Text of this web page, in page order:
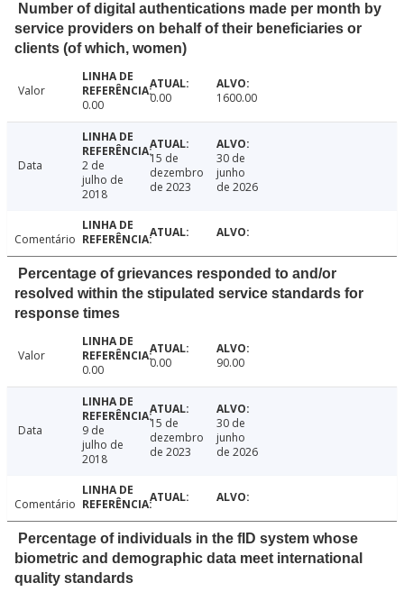
Number of digital authentications made per month by
service providers on behalf of their beneficiaries or
clients (of which, women)
Valor
0.00
0.00 1600.00
Data
2 de
julho de
2018
15 de
dezembro
de 2023
30 de
junho
de 2026
Comentário
Percentage of grievances responded to and/or
resolved within the stipulated service standards for
response times
Valor
0.00
0.00 90.00
Data
9 de
julho de
2018
15 de
dezembro
de 2023
30 de
junho
de 2026
Comentário
Percentage of individuals in the fID system whose
biometric and demographic data meet international
quality standards